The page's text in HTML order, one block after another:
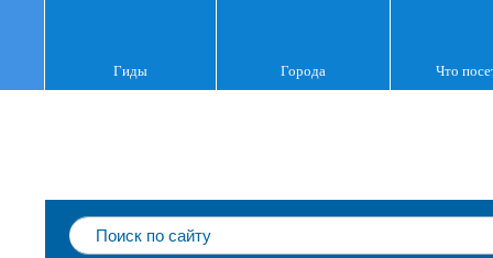
Гиды Города Что